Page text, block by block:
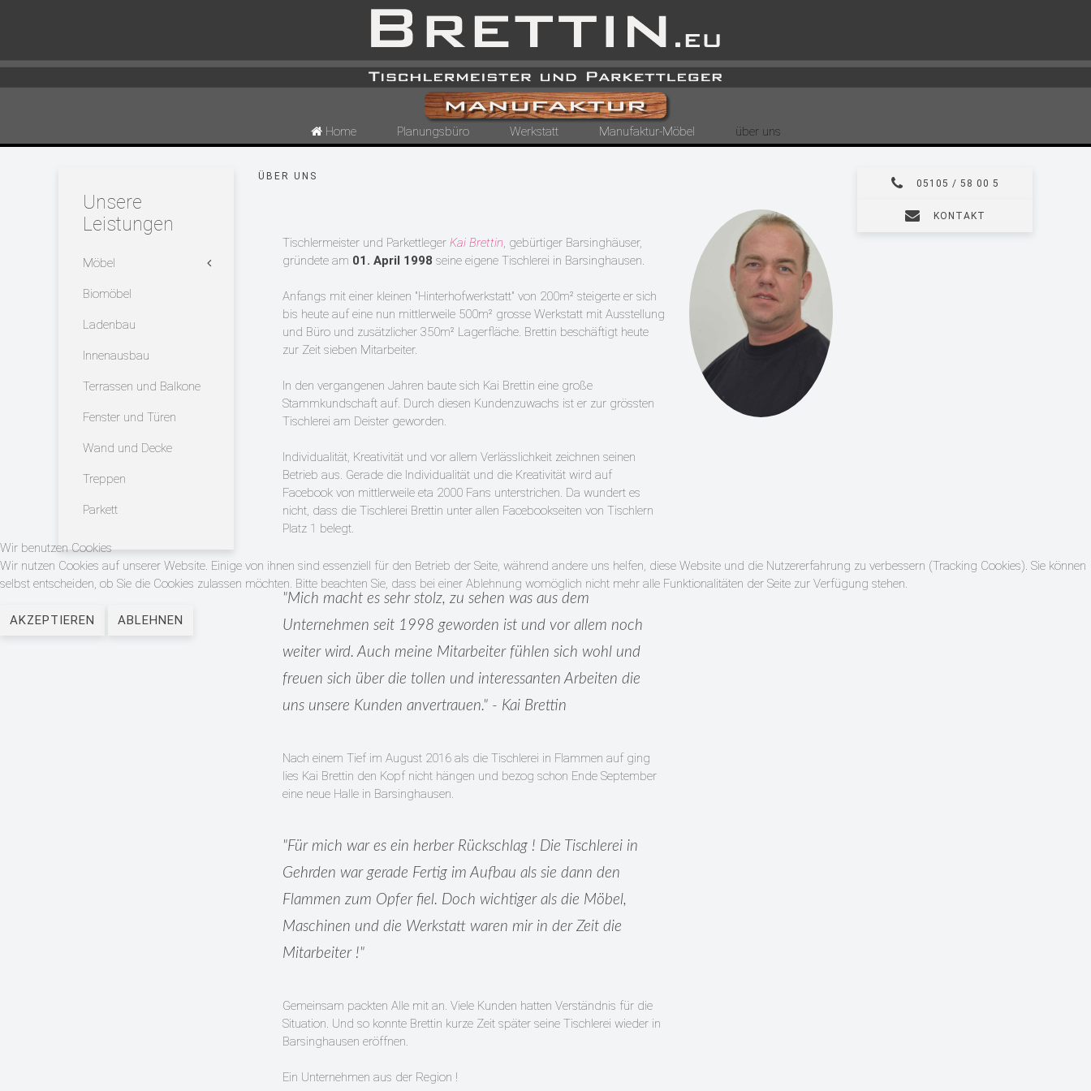
Home Planungsbüro Werkstatt Manufaktur-Möbel über uns
ÜBER UNS
Tischlermeister und Parkettleger Kai Brettin, gebürtiger Barsinghäuser,
gründete am 01. April 1998 seine eigene Tischlerei in Barsinghausen.
Anfangs mit einer kleinen "Hinterhofwerkstatt" von 200m² steigerte er sich
bis heute auf eine nun mittlerweile 500m² grosse Werkstatt mit Ausstellung
und Büro und zusätzlicher 350m² Lagerfläche. Brettin beschäftigt heute
zur Zeit sieben Mitarbeiter.
In den vergangenen Jahren baute sich Kai Brettin eine große
Stammkundschaft auf. Durch diesen Kundenzuwachs ist er zur grössten
Tischlerei am Deister geworden.
Individualität, Kreativität und vor allem Verlässlichkeit zeichnen seinen
Betrieb aus. Gerade die Individualität und die Kreativität wird auf
Facebook von mittlerweile eta 2000 Fans unterstrichen. Da wundert es
nicht, dass die Tischlerei Brettin unter allen Facebookseiten von Tischlern
Platz 1 belegt.
"Mich macht es sehr stolz, zu sehen was aus dem
Unternehmen seit 1998 geworden ist und vor allem noch
weiter wird. Auch meine Mitarbeiter fühlen sich wohl und
freuen sich über die tollen und interessanten Arbeiten die
uns unsere Kunden anvertrauen." - Kai Brettin
Nach einem Tief im August 2016 als die Tischlerei in Flammen auf ging
lies Kai Brettin den Kopf nicht hängen und bezog schon Ende September
eine neue Halle in Barsinghausen.
"Für mich war es ein herber Rückschlag ! Die Tischlerei in
Gehrden war gerade Fertig im Aufbau als sie dann den
Flammen zum Opfer fiel. Doch wichtiger als die Möbel,
Maschinen und die Werkstatt waren mir in der Zeit die
Mitarbeiter !"
Gemeinsam packten Alle mit an. Viele Kunden hatten Verständnis für die
Situation. Und so konnte Brettin kurze Zeit später seine Tischlerei wieder in
Barsinghausen eröffnen.
Ein Unternehmen aus der Region !
Unsere
Leistungen
Möbel
Biomöbel
Ladenbau
Innenausbau
Terrassen und Balkone
Fenster und Türen
Wand und Decke
Treppen
Parkett
05105 / 58 00 5
KONTAKT
Wir benutzen Cookies
Wir nutzen Cookies auf unserer Website. Einige von ihnen sind essenziell für den Betrieb der Seite, während andere uns helfen, diese Website und die Nutzererfahrung zu verbessern (Tracking Cookies). Sie können
selbst entscheiden, ob Sie die Cookies zulassen möchten. Bitte beachten Sie, dass bei einer Ablehnung womöglich nicht mehr alle Funktionalitäten der Seite zur Verfügung stehen.
AKZEPTIEREN ABLEHNEN